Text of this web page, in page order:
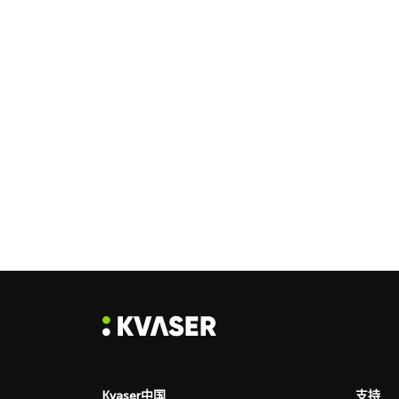
Kvaser中国 支持